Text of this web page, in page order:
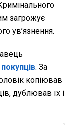
загрожує
ув’язнення.
. За
копіював
дублював їх і